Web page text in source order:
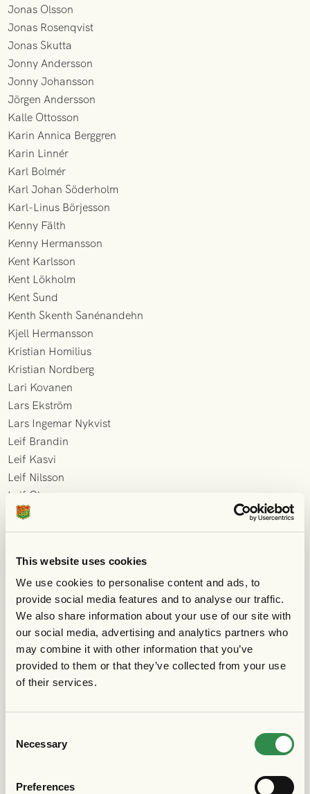
This website uses cookies
We use cookies to personalise content and ads, to
provide social media features and to analyse our traffic.
We also share information about your use of our site with
our social media, advertising and analytics partners who
may combine it with other information that you’ve
provided to them or that they’ve collected from your use
of their services.
Selection
Necessary
Preferences
Jonas Olsson
Jonas Rosenqvist
Jonas Skutta
Jonny Andersson
Jonny Johansson
Jörgen Andersson
Kalle Ottosson
Karin Annica Berggren
Karin Linnér
Karl Bolmér
Karl Johan Söderholm
Karl-Linus Börjesson
Kenny Fälth
Kenny Hermansson
Kent Karlsson
Kent Lökholm
Kent Sund
Kenth Skenth Sanénandehn
Kjell Hermansson
Kristian Homilius
Kristian Nordberg
Lari Kovanen
Lars Ekström
Lars Ingemar Nykvist
Leif Brandin
Leif Kasvi
Leif Nilsson
Leif Olsson
Leif Olsson
Leif Olsson
Lennart Börjesson
Lennart Cardehill
Lennart Cooper
Lennart Johansson
Lennart Olsson
Leo Danielsson
Lill Hanson
Lucas Stilgård
Magnus Dahlberg
Magnus Fernberg